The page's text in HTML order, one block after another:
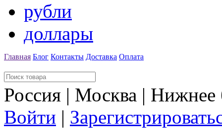
рубли
доллары
Главная Блог Контакты Доставка Оплата
Россия | Москва |
Войти |